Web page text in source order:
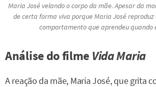
Maria José velando o corpo da mãe. Apesar da
de certa forma viva porque Maria José reproduz
comportamento que aprendeu quando
Análise do filme Vida Maria
A reação da mãe, Maria José, que grita